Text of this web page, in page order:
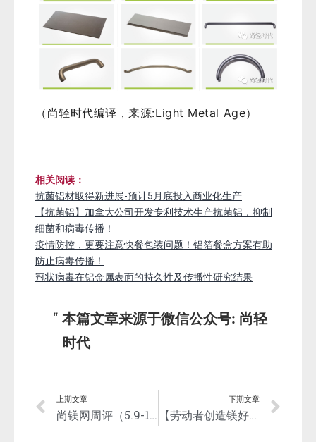
（尚轻时代编译，来源:Light Metal Age）
相关阅读：
抗菌铝材取得新进展-预计5月底投入商业化生产
【抗菌铝】加拿大公司开发专利技术生产抗菌铝，抑制
细菌和病毒传播！
疫情防控，更要注意快餐包装问题！铝箔餐盒方案有助
防止病毒传播！
冠状病毒在铝金属表面的持久性及传播性研究结果
本篇文章来源于微信公众号: 尚轻
时代
上期文章
尚镁网周评（5.9-13）：消息面影响，镁市先抑后扬
下期文章
【劳动者创造镁好】“全国五一劳动奖章”获得者—京府煤化公司高登云